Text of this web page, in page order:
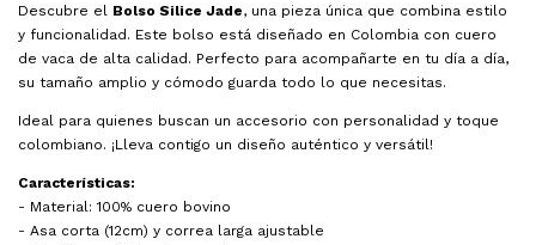
Descubre el Bolso Silice Jade, una pieza única que combina estilo
y funcionalidad. Este bolso está diseñado en Colombia con cuero
de vaca de alta calidad. Perfecto para acompañarte en tu día a día,
su tamaño amplio y cómodo guarda todo lo que necesitas.
Ideal para quienes buscan un accesorio con personalidad y toque
colombiano. ¡Lleva contigo un diseño auténtico y versátil!
Características:
- Material: 100% cuero bovino
- Asa corta (12cm) y correa larga ajustable